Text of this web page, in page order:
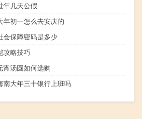
年几天公假
年初一怎么去安庆的
会保障密码是多少
攻略技巧
宵汤圆如何选购
南大年三十银行上班吗